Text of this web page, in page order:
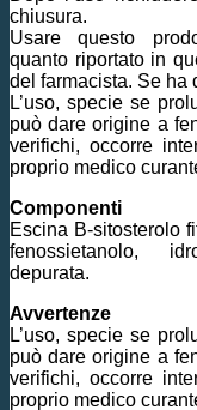
chiusura.
Usare questo
quanto riportato in
del farmacista. Se ha
L’uso, specie se
può dare origine a
verifichi, occorre
proprio medico
Componenti
Escina B-sitosterolo
fenossietanolo,
depurata.
Avvertenze
L’uso, specie se
può dare origine a
verifichi, occorre
proprio medico